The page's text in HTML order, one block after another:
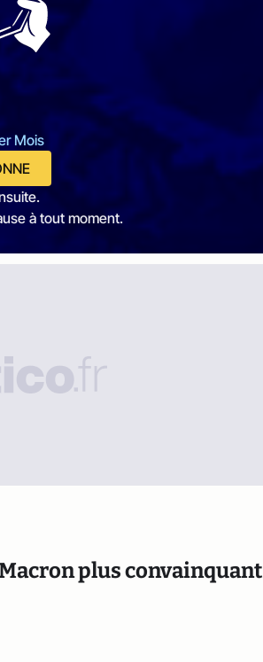
Mois
à tout moment.
plus convainquant